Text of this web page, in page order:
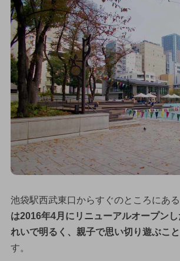
池袋駅西武東口からすぐのところにある
は2016年4月にリニューアルオープン
れいで明るく、親子で思い切り遊ぶこ
す。